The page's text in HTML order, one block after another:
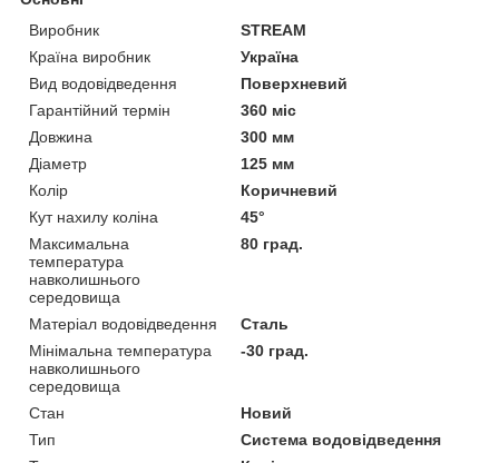
Виробник
STREAM
Країна виробник
Україна
Вид водовідведення
Поверхневий
Гарантійний термін
360 міс
Довжина
300 мм
Діаметр
125 мм
Колір
Коричневий
Кут нахилу коліна
45°
Максимальна
температура
навколишнього
середовища
80 град.
Матеріал водовідведення
Сталь
Мінімальна температура
навколишнього
середовища
-30 град.
Стан
Новий
Тип
Система водовідведення